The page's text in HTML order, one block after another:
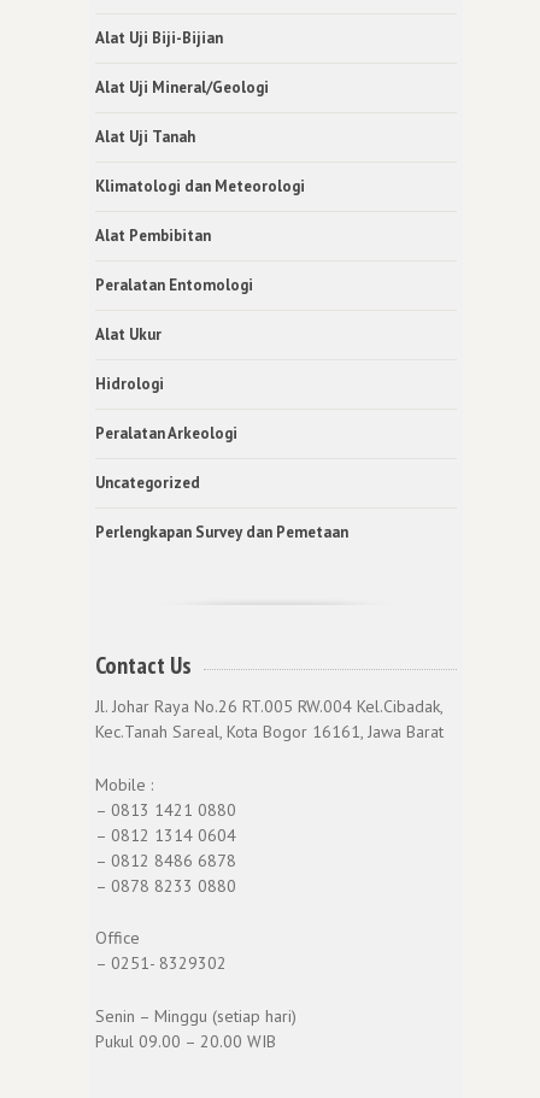
Alat Uji Biji-Bijian
Alat Uji Mineral/Geologi
Alat Uji Tanah
Klimatologi dan Meteorologi
Alat Pembibitan
Peralatan Entomologi
Alat Ukur
Hidrologi
Peralatan Arkeologi
Uncategorized
Perlengkapan Survey dan Pemetaan
Contact Us
Jl. Johar Raya No.26 RT.005 RW.004 Kel.Cibadak,
Kec.Tanah Sareal, Kota Bogor 16161, Jawa Barat
Mobile :
– 0813 1421 0880
– 0812 1314 0604
– 0812 8486 6878
– 0878 8233 0880
Office
– 0251- 8329302
Senin – Minggu (setiap hari)
Pukul 09.00 – 20.00 WIB